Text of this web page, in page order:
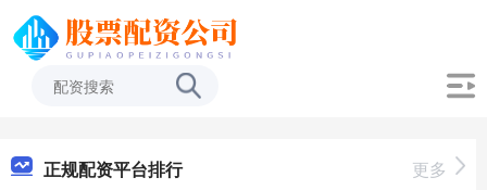
正规配资平台排行 更多